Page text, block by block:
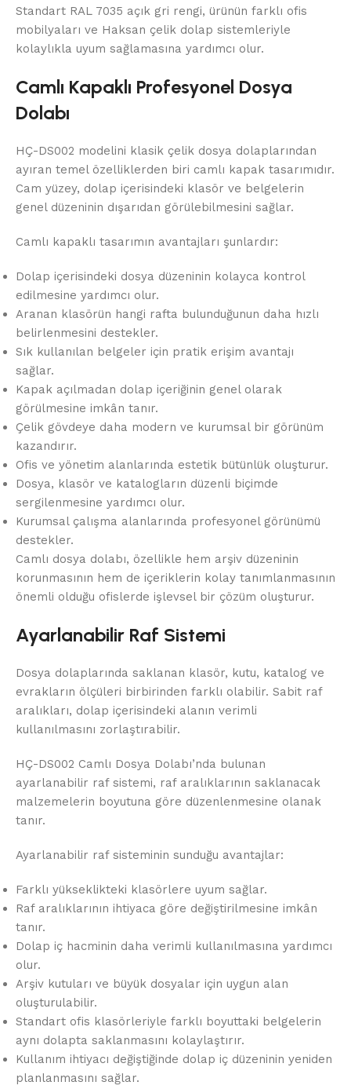
Standart RAL 7035 açık gri rengi, ürünün farklı ofis
mobilyaları ve Haksan çelik dolap sistemleriyle
kolaylıkla uyum sağlamasına yardımcı olur.
Camlı Kapaklı Profesyonel Dosya
Dolabı
HÇ-DS002 modelini klasik çelik dosya dolaplarından
ayıran temel özelliklerden biri camlı kapak tasarımıdır.
Cam yüzey, dolap içerisindeki klasör ve belgelerin
genel düzeninin dışarıdan görülebilmesini sağlar.
Camlı kapaklı tasarımın avantajları şunlardır:
Dolap içerisindeki dosya düzeninin kolayca kontrol
edilmesine yardımcı olur.
Aranan klasörün hangi rafta bulunduğunun daha hızlı
belirlenmesini destekler.
Sık kullanılan belgeler için pratik erişim avantajı
sağlar.
Kapak açılmadan dolap içeriğinin genel olarak
görülmesine imkân tanır.
Çelik gövdeye daha modern ve kurumsal bir görünüm
kazandırır.
Ofis ve yönetim alanlarında estetik bütünlük oluşturur.
Dosya, klasör ve katalogların düzenli biçimde
sergilenmesine yardımcı olur.
Kurumsal çalışma alanlarında profesyonel görünümü
destekler.
Camlı dosya dolabı, özellikle hem arşiv düzeninin
korunmasının hem de içeriklerin kolay tanımlanmasının
önemli olduğu ofislerde işlevsel bir çözüm oluşturur.
Ayarlanabilir Raf Sistemi
Dosya dolaplarında saklanan klasör, kutu, katalog ve
evrakların ölçüleri birbirinden farklı olabilir. Sabit raf
aralıkları, dolap içerisindeki alanın verimli
kullanılmasını zorlaştırabilir.
HÇ-DS002 Camlı Dosya Dolabı’nda bulunan
ayarlanabilir raf sistemi, raf aralıklarının saklanacak
malzemelerin boyutuna göre düzenlenmesine olanak
tanır.
Ayarlanabilir raf sisteminin sunduğu avantajlar:
Farklı yükseklikteki klasörlere uyum sağlar.
Raf aralıklarının ihtiyaca göre değiştirilmesine imkân
tanır.
Dolap iç hacminin daha verimli kullanılmasına yardımcı
olur.
Arşiv kutuları ve büyük dosyalar için uygun alan
oluşturulabilir.
Standart ofis klasörleriyle farklı boyuttaki belgelerin
aynı dolapta saklanmasını kolaylaştırır.
Kullanım ihtiyacı değiştiğinde dolap iç düzeninin yeniden
planlanmasını sağlar.